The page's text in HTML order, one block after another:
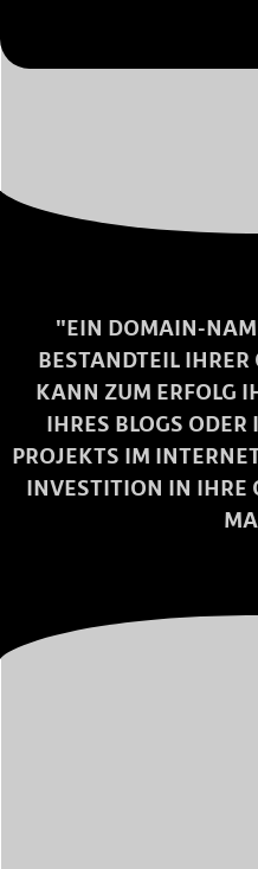
"EIN DOMAIN-
BESTANDTEIL
KANN ZUM ERFOLG
IHRES BLOGS ODER
PROJEKTS IM
INVESTITION IN IHRE